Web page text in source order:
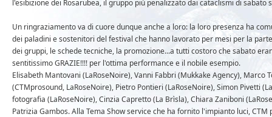
l'esibizione dei Rosarubea, il gruppo più penalizzato dai cataclismi di sabato
Un ringraziamento va di cuore dunque anche a loro: la loro presenza ha
dei paladini e sostenitori del festival che hanno lavorato per mesi per la
dei gruppi, le schede tecniche, la promozione...a tutti costoro che sabato
sentitissimo GRAZIE!!!! per l'ottima performance e il nobile esempio.
Elisabeth Mantovani (LaRoseNoire), Vanni Fabbri (Mukkake Agency),
(CTMprosound, LaRoseNoire), Pietro Pontieri (LaRoseNoire), Simon Pivetti
fotografia (LaRoseNoire), Cinzia Capretto (La Brìsla), Chiara Zaniboni
Patrizia Gambos. Alla Tema Show service che ha fornito l'impianto luci,